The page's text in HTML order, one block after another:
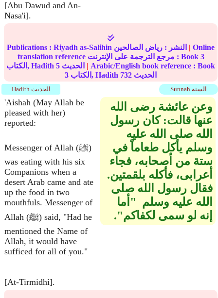
[Abu Dawud and An-
Nasa'i].
Publications : Riyadh as-Salihin النشر : رياض الصالحين | Online
translation reference مرجع الترجمة على الإنترنت : Book 3
الكتاب, Hadith 5 | Arabic/English book reference : Book
3
الكتاب, Hadith 732 الحديث
Sunnah السنة Hadith الحديث
'Aishah (May Allah be
pleased with her)
reported:
Messenger of Allah (ﷺ)
was eating with his six
Companions when a
desert Arab came and ate
up the food in two
mouthfuls. Messenger of
Allah (ﷺ) said, "Had he
mentioned the Name of
Allah, it would have
sufficed for all of you."
[At-Tirmidhi].
وعن عائشة رضى الله
عنها قالت‏:‏ كان رسول
الله صلى الله عليه
وسلم يأكل طعاماً في
ستة من أصحابه، فجاء
أعرابى، فأكله بلقمتين‏.‏
فقال رسول الله صلى
الله عليه وسلم ‏ "‏أما
إنه لو سمى لكفاكم‏"‏‏.‏